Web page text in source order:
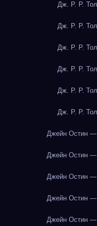
Дж. Р. Р.
Дж. Р. Р.
Дж. Р. Р.
Дж. Р. Р.
Дж. Р. Р.
Дж. Р. Р.
Джейн Остин —
Джейн Остин —
Джейн Остин —
Джейн Остин —
Джейн Остин —